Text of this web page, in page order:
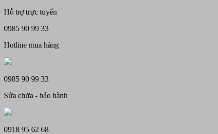
Hỗ trợ trực tuyến
0985 90 99 33
Hotline mua hàng
0985 90 99 33
Sửa chữa - bảo hành
0918 95 62 68